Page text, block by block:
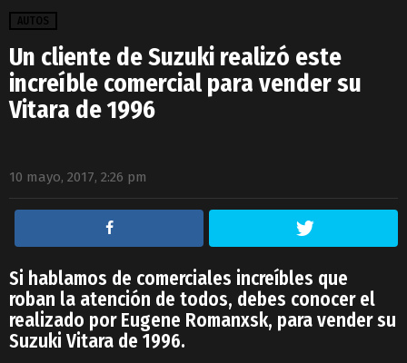
AUTOS
Un cliente de Suzuki realizó este
increíble comercial para vender su
Vitara de 1996
10 mayo, 2017, 2:26 pm
Si hablamos de comerciales increíbles que
roban la atención de todos, debes conocer el
realizado por Eugene Romanxsk, para vender su
Suzuki Vitara de 1996.